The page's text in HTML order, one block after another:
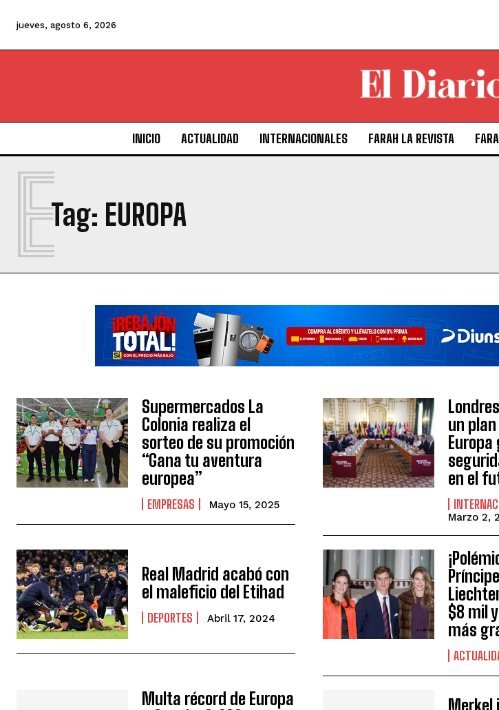
jueves, agosto 6, 2026
INICIO ACTUALIDAD INTERNACIONALES FARAH LA REVISTA
Tag: EUROPA
E
Supermercados La
Colonia realiza el
sorteo de su promoción
“Gana tu aventura
europea”
EMPRESAS Mayo 15, 2025
un
en el
Marzo 2,
Real Madrid acabó con
el maleficio del Etihad
DEPORTES Abril 17, 2024
$8 mil
más
Multa récord de Europa
Merkel